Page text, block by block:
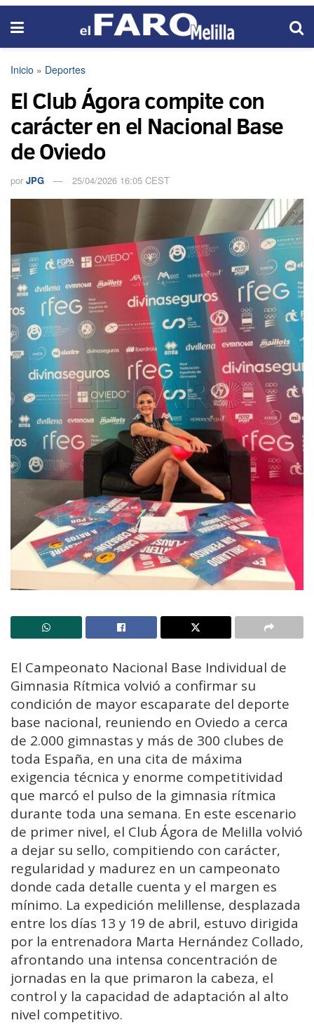
Inicio » Deportes
El Club Ágora compite con
carácter en el Nacional Base
de Oviedo
por JPG 25/04/2026 16:05 CEST
El Campeonato Nacional Base Individual de
Gimnasia Rítmica volvió a confirmar su
condición de mayor escaparate del deporte
base nacional, reuniendo en Oviedo a cerca
de 2.000 gimnastas y más de 300 clubes de
toda España, en una cita de máxima
exigencia técnica y enorme competitividad
que marcó el pulso de la gimnasia rítmica
durante toda una semana. En este escenario
de primer nivel, el Club Ágora de Melilla volvió
a dejar su sello, compitiendo con carácter,
regularidad y madurez en un campeonato
donde cada detalle cuenta y el margen es
mínimo. La expedición melillense, desplazada
entre los días 13 y 19 de abril, estuvo dirigida
por la entrenadora Marta Hernández Collado,
afrontando una intensa concentración de
jornadas en la que primaron la cabeza, el
control y la capacidad de adaptación al alto
nivel competitivo.